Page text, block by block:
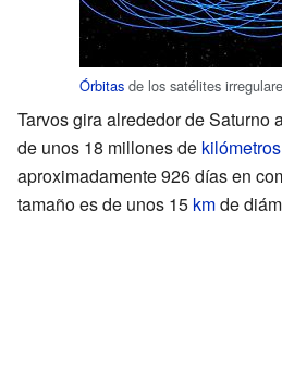
Órbitas de los satélites
Tarvos gira alrededor de Saturno
de unos 18 millones de kilómetros
aproximadamente 926 días en
tamaño es de unos 15 kmde